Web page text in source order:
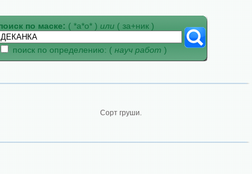
по маске: ( *а*о* ) или ( за+ник )
поиск по определению: ( науч работ )
Сорт груши.